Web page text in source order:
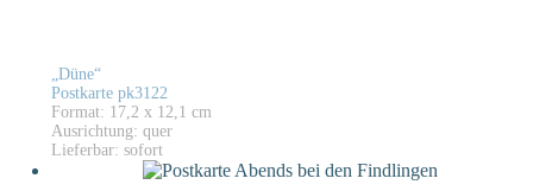
„Düne“
Postkarte pk3122
Format: 17,2 x 12,1 cm
Ausrichtung: quer
Lieferbar: sofort